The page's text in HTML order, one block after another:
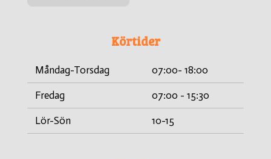
Körtider
Måndag-Torsdag 07:00- 18:00
Fredag 07:00 - 15:30
Lör-Sön 10-15